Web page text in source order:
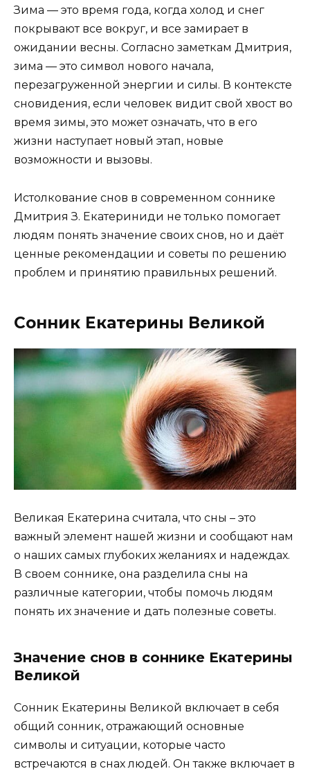
Зима — это время года, когда холод и снег
покрывают все вокруг, и все замирает в
ожидании весны. Согласно заметкам Дмитрия,
зима — это символ нового начала,
перезагруженной энергии и силы. В контексте
сновидения, если человек видит свой хвост во
время зимы, это может означать, что в его
жизни наступает новый этап, новые
возможности и вызовы.
Истолкование снов в современном соннике
Дмитрия З. Екатериниди не только помогает
людям понять значение своих снов, но и даёт
ценные рекомендации и советы по решению
проблем и принятию правильных решений.
Сонник Екатерины Великой
Великая Екатерина считала, что сны – это
важный элемент нашей жизни и сообщают нам
о наших самых глубоких желаниях и надеждах.
В своем соннике, она разделила сны на
различные категории, чтобы помочь людям
понять их значение и дать полезные советы.
Значение снов в соннике Екатерины
Великой
Сонник Екатерины Великой включает в себя
общий сонник, отражающий основные
символы и ситуации, которые часто
встречаются в снах людей. Он также включает в